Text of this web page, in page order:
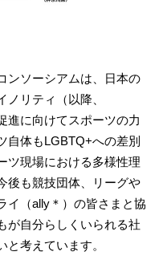
ンソーシアムは、日本の
リティ（以降、
進に向けてスポーツの力
自体もLGBTQ+への差別
ツ現場における多様性理
後も競技団体、リーグや
イ（ally＊）の皆さまと協
が自分らしくいられる社
考えています。